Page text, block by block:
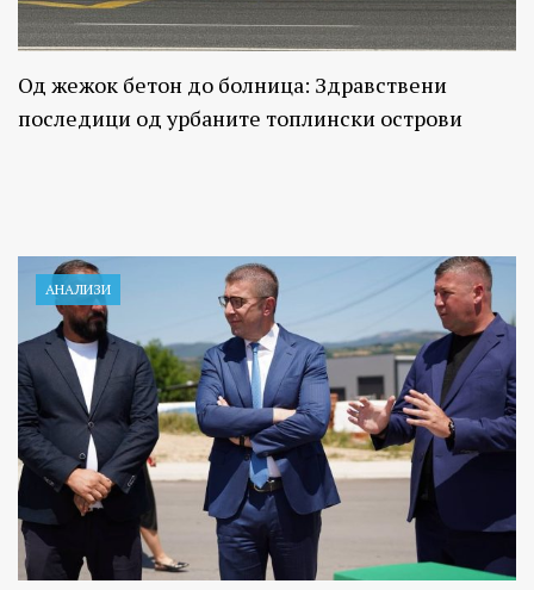
Од жежок бетон до болница: Здравствени
последици од урбаните топлински острови
АНАЛИЗИ